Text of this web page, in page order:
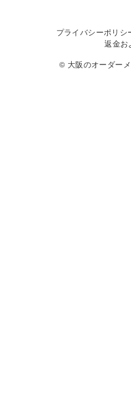
プライバシーポリシ
返金お
© 大阪のオーダー